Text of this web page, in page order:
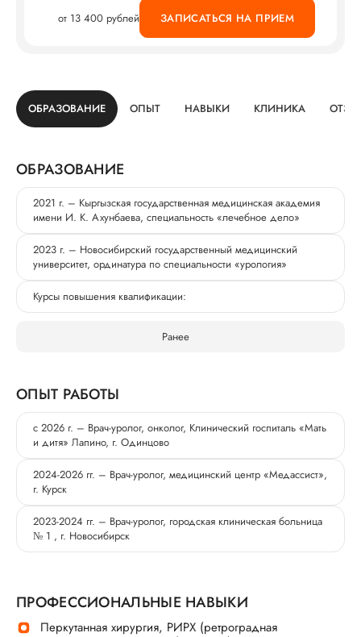
от 13 400 рублей ЗАПИСАТЬСЯ НА ПРИЕМ
ОБРАЗОВАНИЕ ОПЫТ НАВЫКИ КЛИНИКА
ОБРАЗОВАНИЕ
2021 г. – Кыргызская государственная медицинская академия
имени И. К. Ахунбаева, специальность «лечебное дело»
2023 г. – Новосибирский государственный медицинский
университет, ординатура по специальности «урология»
Курсы повышения квалификации:
Ранее
ОПЫТ РАБОТЫ
с 2026 г. – Врач-уролог, онколог, Клинический госпиталь «Мать
и дитя» Лапино, г. Одинцово
2024-2026 гг. – Врач-уролог, медицинский центр «Медассист»,
г. Курск
2023-2024 гг. – Врач-уролог, городская клиническая больница
№ 1 , г. Новосибирск
ПРОФЕССИОНАЛЬНЫЕ НАВЫКИ
Перкутанная хирургия, РИРХ (ретроградная